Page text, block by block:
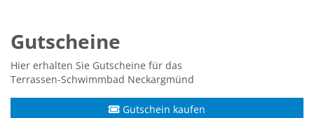
Gutscheine
Hier erhalten Sie Gutscheine für das
Terrassen-Schwimmbad Neckargmünd
Gutschein kaufen